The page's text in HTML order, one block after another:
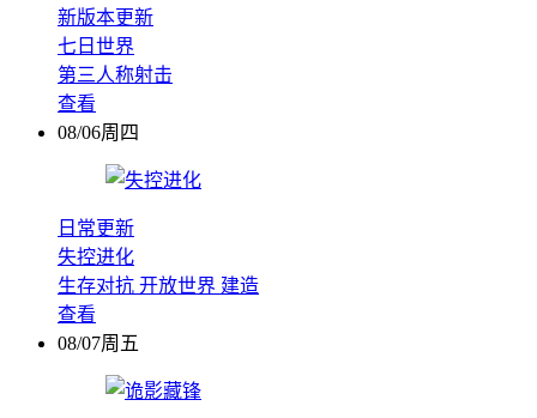
新版本更新
七日世界
第三人称射击
查看
08/06周四
日常更新
失控进化
生存对抗 开放世界 建造
查看
08/07周五